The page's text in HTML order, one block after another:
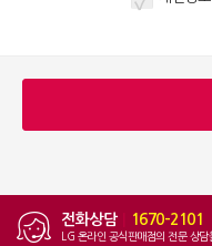
전화상담 1670-2101
LG 온라인 공식판매점의 전문 상